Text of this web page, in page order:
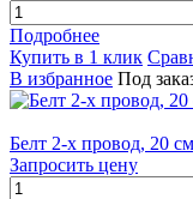
Подробнее
Купить в 1 клик
В избранное Под
Белт 2-х провод, 20
Запросить цену